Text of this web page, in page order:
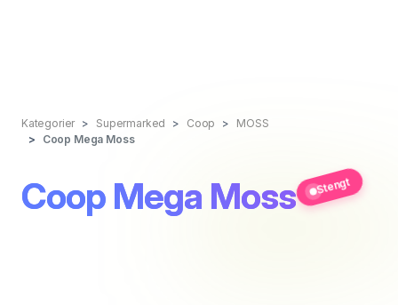
Kategorier Supermarked Coop
MOSS
Coop Mega Moss
Coop Mega Moss Stengt